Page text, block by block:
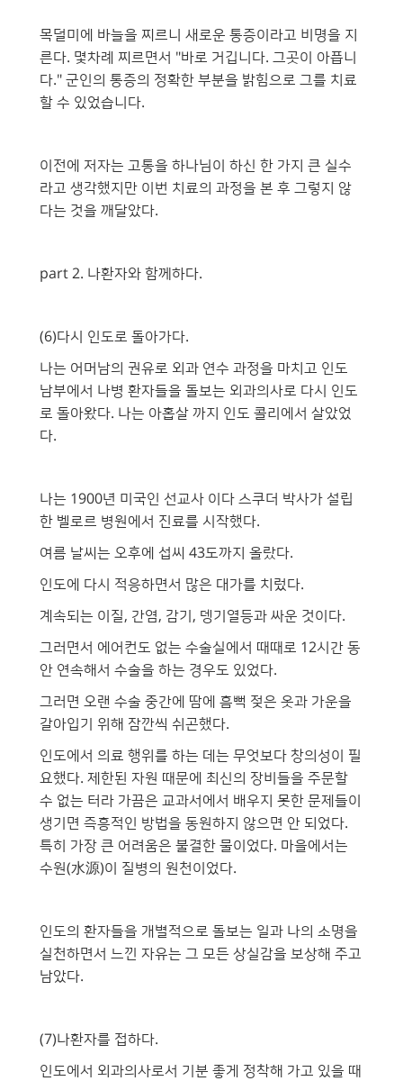
목덜미에 바늘을 찌르니 새로운 통증이라고 비명을 지
른다. 몇차례 찌르면서 "바로 거깁니다. 그곳이 아픕니
다." 군인의 통증의 정확한 부분을 밝힘으로 그를 치료
할 수 있었습니다.
이전에 저자는 고통을 하나님이 하신 한 가지 큰 실수
라고 생각했지만 이번 치료의 과정을 본 후 그렇지 않
다는 것을 깨달았다.
part 2. 나환자와 함께하다.
(6)다시 인도로 돌아가다.
나는 어머남의 권유로 외과 연수 과정을 마치고 인도
남부에서 나병 환자들을 돌보는 외과의사로 다시 인도
로 돌아왔다. 나는 아홉살 까지 인도 콜리에서 살았었
다.
나는 1900년 미국인 선교사 이다 스쿠더 박사가 설립
한 벨로르 병원에서 진료를 시작했다.
여름 날씨는 오후에 섭씨 43도까지 올랐다.
인도에 다시 적응하면서 많은 대가를 치렀다.
계속되는 이질, 간염, 감기, 뎅기열등과 싸운 것이다.
그러면서 에어컨도 없는 수술실에서 때때로 12시간 동
안 연속해서 수술을 하는 경우도 있었다.
그러면 오랜 수술 중간에 땀에 흠뻑 젖은 옷과 가운을
갈아입기 위해 잠깐씩 쉬곤했다.
인도에서 의료 행위를 하는 데는 무엇보다 창의성이 필
요했다. 제한된 자원 때문에 최신의 장비들을 주문할
수 없는 터라 가끔은 교과서에서 배우지 못한 문제들이
생기면 즉흥적인 방법을 동원하지 않으면 안 되었다.
특히 가장 큰 어려움은 불결한 물이었다. 마을에서는
수원(水源)이 질병의 원천이었다.
인도의 환자들을 개별적으로 돌보는 일과 나의 소명을
실천하면서 느낀 자유는 그 모든 상실감을 보상해 주고
남았다.
(7)나환자를 접하다.
인도에서 외과의사로서 기분 좋게 정착해 가고 있을 때